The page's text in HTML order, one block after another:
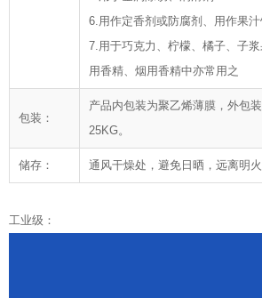
6.用作定香剂或防腐剂、用作果汁
7.用于巧克力、柠檬、橘子、子
用香精、烟用香精中亦常用之
包装：
产品内包装为聚乙烯薄膜，外包
25KG。
储存： 通风干燥处，避免日晒，远离明火
工业级：